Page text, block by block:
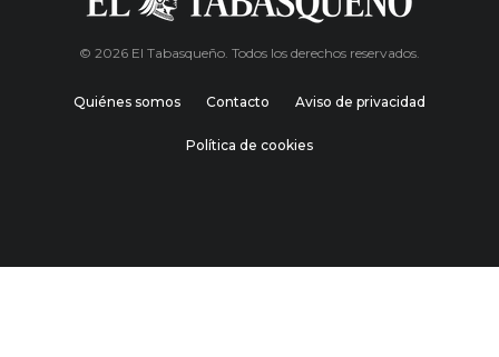
© 2026 El Tabasqueño. Todos los derechos reservados.
Quiénes somos Contacto Aviso de privacidad
Política de cookies